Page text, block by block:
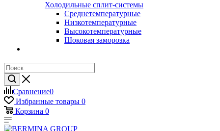
Холодильные сплит-системы
Среднетемпературные
Низкотемпературные
Высокотемпературные
Шоковая заморозка
Сравнение0
Избранные товары 0
Корзина 0